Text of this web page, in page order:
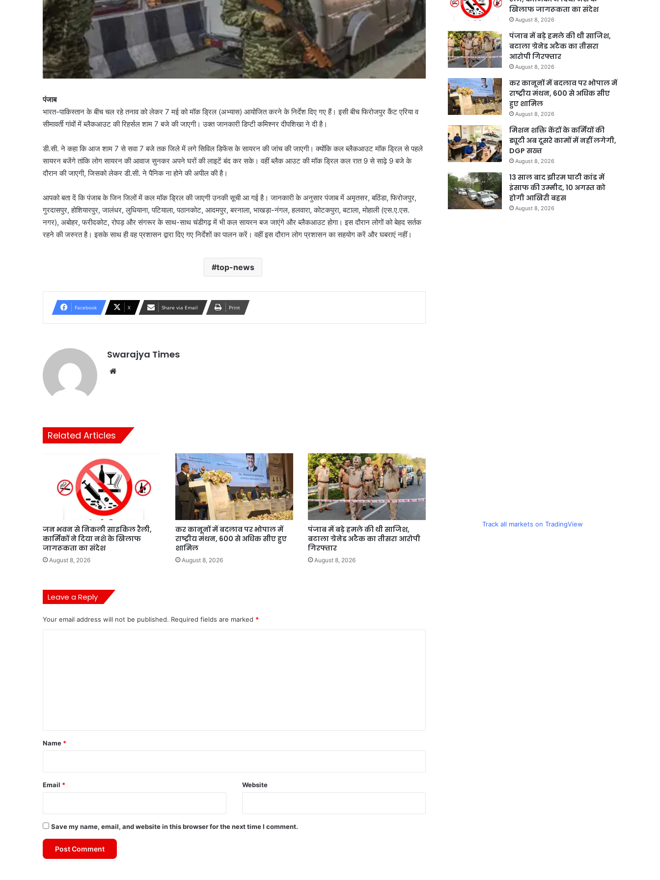
पंजाब
भारत-पाकिस्तान के बीच चल रहे तनाव को लेकर 7 मई को मॉक ड्रिल (अभ्यास) आयोजित करने के निर्देश दिए गए हैं। इसी बीच फिरोजपुर कैंट एरिया व
सीमावर्ती गांवों में ब्लैकआउट की रिहर्सल शाम 7 बजे की जाएगी। उक्त जानकारी डिप्टी कमिश्नर दीपशिखा ने दी है।
डी.सी. ने कहा कि आज शाम 7 से सवा 7 बजे तक जिले में लगे सिविल डिफेंस के सायरन की जांच की जाएगी। क्योंकि कल ब्लैकआउट मॉक ड्रिल से पहले
सायरन बजेंगे तांकि लोग सायरन की आवाज सुनकर अपने घरों की लाइटें बंद कर सके। वहीं ब्लैक आउट की मॉक ड्रिल कल रात 9 से साढ़े 9 बजे के
दौरान की जाएगी, जिसको लेकर डी.सी. ने पैनिक ना होने की अपील की है।
आपको बता दें कि पंजाब के जिन जिलों में कल मॉक ड्रिल की जाएगी उनकी सूची आ गई है। जानकारी के अनुसार पंजाब में अमृतसर, बठिंडा, फिरोजपुर,
गुरदासपुर, होशियारपुर, जालंधर, लुधियाना, पटियाला, पठानकोट, आदमपुर, बरनाला, भाखड़ा-नंगल, हलवारा, कोटकपुरा, बटाला, मोहाली (एस.ए.एस.
नगर), अबोहर, फरीदकोट, रोपड़ और संगरूर के साथ-साथ चंडीगढ़ में भी कल सायरन बज जाएंगे और ब्लैकआउट होगा। इस दौरान लोगों को बेहद सर्तक
रहने की जरुरत है। इसके साथ ही वह प्रशासन द्वारा दिए गए निर्देशों का पालन करें। वहीं इस दौरान लोग प्रशासन का सहयोग करें और घबराएं नहीं।
top-news
Facebook X Share via Email Print
Swarajya Times
Related Articles
जन भवन से निकली साइकिल रैली,
कार्मिकों ने दिया नशे के खिलाफ
जागरूकता का संदेश
August 8, 2026
कर कानूनों में बदलाव पर भोपाल में
राष्ट्रीय मंथन, 600 से अधिक सीए हुए
शामिल
August 8, 2026
पंजाब में बड़े हमले की थी साजिश,
बटाला ग्रेनेड अटैक का तीसरा आरोपी
गिरफ्तार
August 8, 2026
Leave a Reply
Your email address will not be published. Required fields are marked *
*
Name *
Email * Website
Save my name, email, and website in this browser for the next time I comment.
खिलाफ जागरूकता का संदेश
August 8, 2026
पंजाब में बड़े हमले की थी साजिश,
बटाला ग्रेनेड अटैक का तीसरा
आरोपी गिरफ्तार
August 8, 2026
कर कानूनों में बदलाव पर भोपाल में
राष्ट्रीय मंथन, 600 से अधिक सीए
हुए शामिल
August 8, 2026
मिशन शक्ति केंद्रों के कर्मियों की
ड्यूटी अब दूसरे कामों में नहीं लगेगी,
DGP सख्त
August 8, 2026
13 साल बाद झीरम घाटी कांड में
इंसाफ की उम्मीद, 10 अगस्त को
होगी आखिरी बहस
August 8, 2026
Track all markets on TradingView